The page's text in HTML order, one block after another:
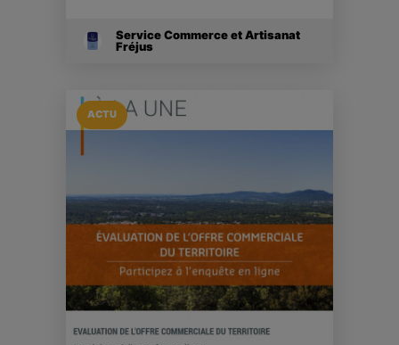
Service Commerce et Artisanat
Fréjus
ACTU